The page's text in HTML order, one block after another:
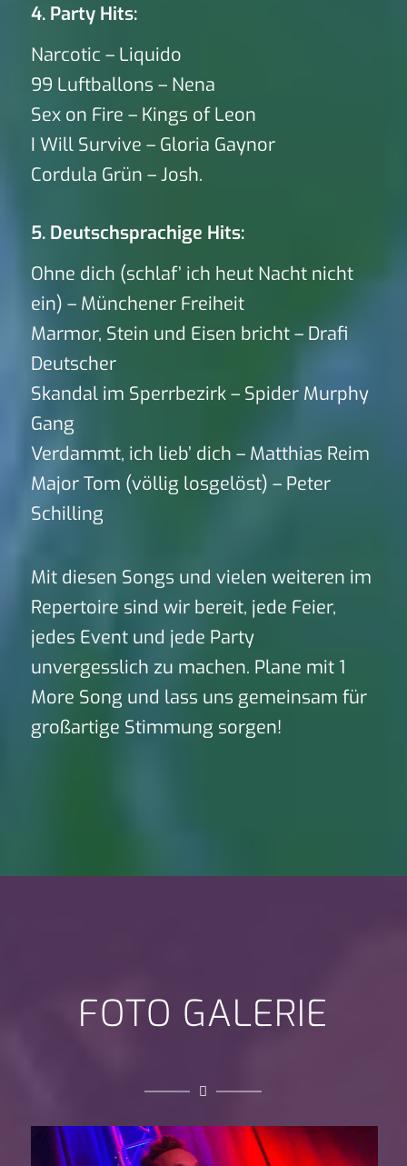
4. Party Hits:
Narcotic – Liquido
99 Luftballons – Nena
Sex on Fire – Kings of Leon
I Will Survive – Gloria Gaynor
Cordula Grün – Josh.
5. Deutschsprachige Hits:
Ohne dich (schlaf’ ich heut Nacht nicht
ein) – Münchener Freiheit
Marmor, Stein und Eisen bricht – Drafi
Deutscher
Skandal im Sperrbezirk – Spider Murphy
Gang
Verdammt, ich lieb’ dich – Matthias Reim
Major Tom (völlig losgelöst) – Peter
Schilling
Mit diesen Songs und vielen weiteren im
Repertoire sind wir bereit, jede Feier,
jedes Event und jede Party
unvergesslich zu machen. Plane mit 1
More Song und lass uns gemeinsam für
großartige Stimmung sorgen!
FOTO GALERIE